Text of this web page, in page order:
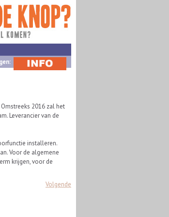
2016 zal het
Leverancier van de
installeren.
Voor de algemene
krijgen, voor de
Volgende